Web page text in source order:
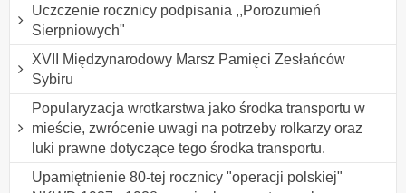
Uczczenie rocznicy podpisania ,,Porozumień
Sierpniowych"
XVII Międzynarodowy Marsz Pamięci Zesłańców
Sybiru
Popularyzacja wrotkarstwa jako środka transportu w
mieście, zwrócenie uwagi na potrzeby rolkarzy oraz
luki prawne dotyczące tego środka transportu.
Upamiętnienie 80-tej rocznicy "operacji polskiej"